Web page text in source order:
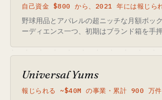
自己資金 $800 から、2021 年には報じら
野球用品とアパレルの超ニッチな月額ボ
ーディエンス一つ、初期はブランド箱を手
Universal Yums
報じられる ~$40M の事業・累計 900 万